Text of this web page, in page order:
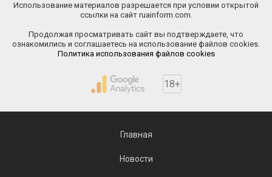
Использование материалов разрешается при условии открытой
ссылки на сайт ruainform.com.
Продолжая просматривать сайт вы подтверждаете, что
ознакомились и соглашаетесь на использование файлов cookies.
Политика использования файлов cookies
18+
Главная
Новости